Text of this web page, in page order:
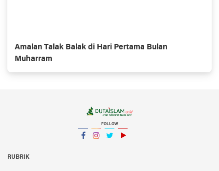
Amalan Talak Balak di Hari Pertama Bulan
Muharram
FOLLOW
RUBRIK